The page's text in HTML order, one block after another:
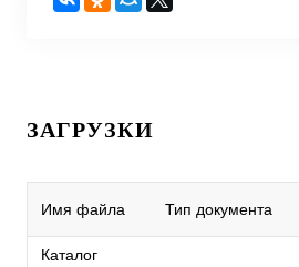
ЗАГРУЗКИ
Имя файла Тип документа
Каталог